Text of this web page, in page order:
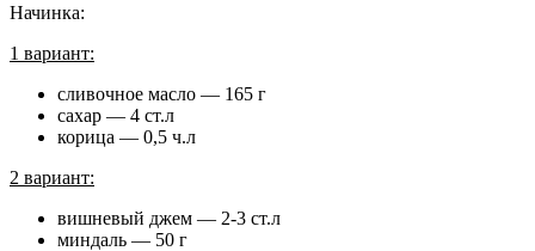
Начинка:
1 вариант:
сливочное масло — 165 г
сахар — 4 ст.л
корица — 0,5 ч.л
2 вариант:
вишневый джем — 2-3 ст.л
миндаль — 50 г